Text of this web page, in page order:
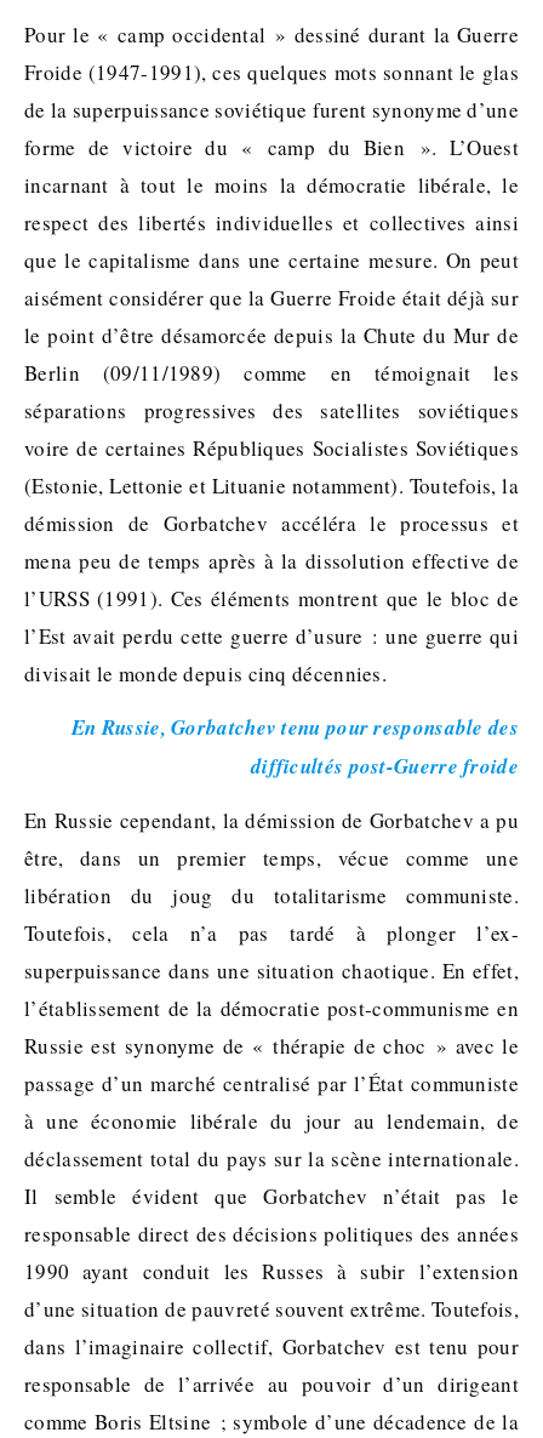
Pour le « camp occidental » dessiné durant la Guerre
Froide (1947-1991), ces quelques mots sonnant le glas
de la superpuissance soviétique furent synonyme d’une
forme de victoire du « camp du Bien ». L’Ouest
incarnant à tout le moins la démocratie libérale, le
respect des libertés individuelles et collectives ainsi
que le capitalisme dans une certaine mesure. On peut
aisément considérer que la Guerre Froide était déjà sur
le point d’être désamorcée depuis la Chute du Mur de
Berlin (09/11/1989) comme en témoignait les
séparations progressives des satellites soviétiques
voire de certaines Républiques Socialistes Soviétiques
(Estonie, Lettonie et Lituanie notamment). Toutefois, la
démission de Gorbatchev accéléra le processus et
mena peu de temps après à la dissolution effective de
l’URSS (1991). Ces éléments montrent que le bloc de
l’Est avait perdu cette guerre d’usure : une guerre qui
divisait le monde depuis cinq décennies.
En Russie, Gorbatchev tenu pour responsable des
difficultés post-Guerre froide
En Russie cependant, la démission de Gorbatchev a pu
être, dans un premier temps, vécue comme une
libération du joug du totalitarisme communiste.
Toutefois, cela n’a pas tardé à plonger l’ex-
superpuissance dans une situation chaotique. En effet,
l’établissement de la démocratie post-communisme en
Russie est synonyme de « thérapie de choc » avec le
passage d’un marché centralisé par l’État communiste
à une économie libérale du jour au lendemain, de
déclassement total du pays sur la scène internationale.
Il semble évident que Gorbatchev n’était pas le
responsable direct des décisions politiques des années
1990 ayant conduit les Russes à subir l’extension
d’une situation de pauvreté souvent extrême. Toutefois,
dans l’imaginaire collectif, Gorbatchev est tenu pour
responsable de l’arrivée au pouvoir d’un dirigeant
comme Boris Eltsine ; symbole d’une décadence de la